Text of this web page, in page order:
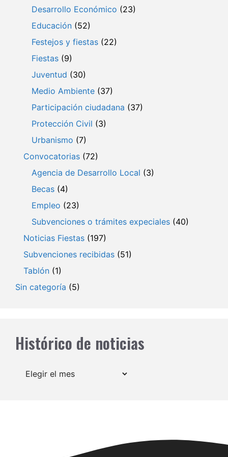
Desarrollo Económico (23)
Educación (52)
Festejos y fiestas (22)
Fiestas (9)
Juventud (30)
Medio Ambiente (37)
Participación ciudadana (37)
Protección Civil (3)
Urbanismo (7)
Convocatorias (72)
Agencia de Desarrollo Local (3)
Becas (4)
Empleo (23)
Subvenciones o trámites expeciales (40)
Noticias Fiestas (197)
Subvenciones recibidas (51)
Tablón (1)
Sin categoría (5)
Histórico de noticias
Archivos